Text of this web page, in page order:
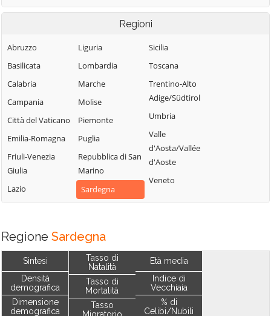
Regioni
Abruzzo
Basilicata
Calabria
Campania
Città del Vaticano
Emilia-Romagna
Friuli-Venezia
Giulia
Lazio
Liguria
Lombardia
Marche
Molise
Piemonte
Puglia
Repubblica di San
Marino
Sardegna
Sicilia
Toscana
Trentino-Alto
Adige/Südtirol
Umbria
Valle
d'Aosta/Vallée
d'Aoste
Veneto
Regione Sardegna
Sintesi
Densità
demografica
Dimensione
demografica
Tasso di
Natalità
Tasso di
Mortalità
Tasso
Età media
Indice di
Vecchiaia
% di
Celibi/Nubili